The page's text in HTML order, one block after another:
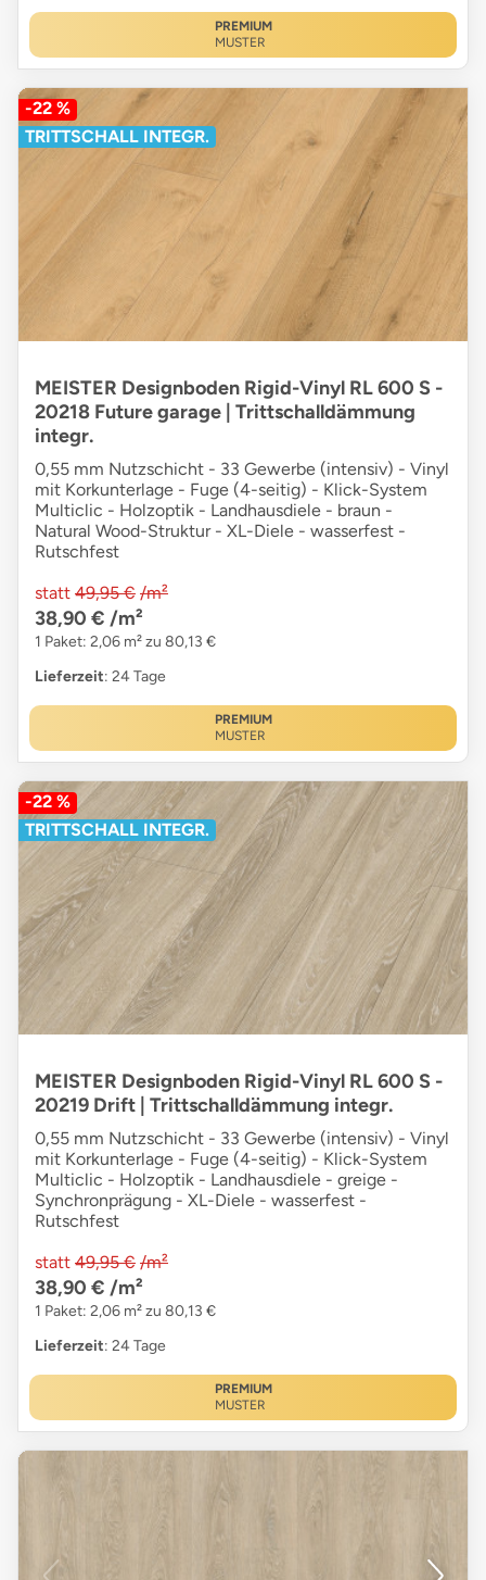
PREMIUM
MUSTER
-22 %
TRITTSCHALL INTEGR.
MEISTER Designboden Rigid-Vinyl RL 600 S -
20218 Future garage | Trittschalldämmung
integr.
0,55 mm Nutzschicht - 33 Gewerbe (intensiv) - Vinyl
mit Korkunterlage - Fuge (4-seitig) - Klick-System
Multiclic - Holzoptik - Landhausdiele - braun -
Natural Wood-Struktur - XL-Diele - wasserfest -
Rutschfest
statt 49,95 € /m²
38,90 € /m²
1 Paket: 2,06 m² zu 80,13 €
Lieferzeit: 24 Tage
PREMIUM
MUSTER
-22 %
TRITTSCHALL INTEGR.
MEISTER Designboden Rigid-Vinyl RL 600 S -
20219 Drift | Trittschalldämmung integr.
0,55 mm Nutzschicht - 33 Gewerbe (intensiv) - Vinyl
mit Korkunterlage - Fuge (4-seitig) - Klick-System
Multiclic - Holzoptik - Landhausdiele - greige -
Synchronprägung - XL-Diele - wasserfest -
Rutschfest
statt 49,95 € /m²
38,90 € /m²
1 Paket: 2,06 m² zu 80,13 €
Lieferzeit: 24 Tage
PREMIUM
MUSTER